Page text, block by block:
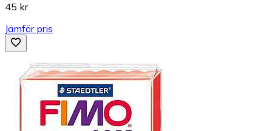
45 kr
Jämför pris